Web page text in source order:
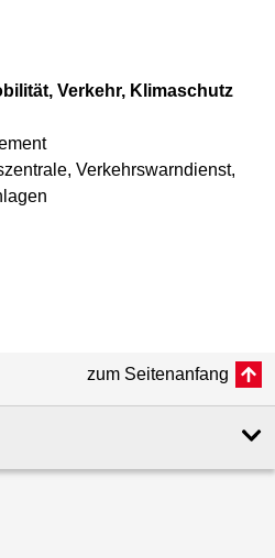
Verkehr, Klimaschutz
Verkehrs­warndienst,
zum Seitenanfang